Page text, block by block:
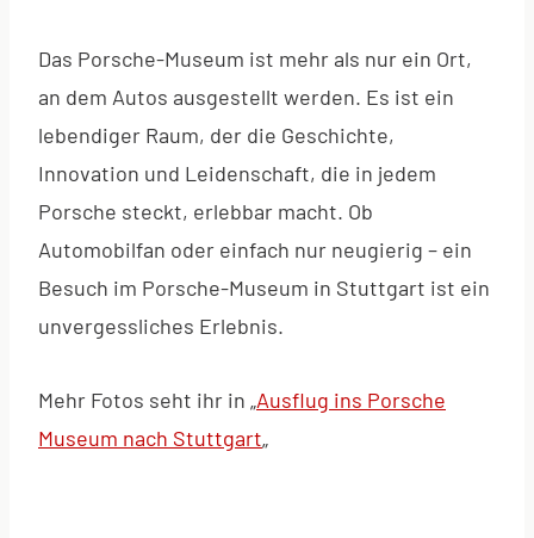
Das Porsche-Museum ist mehr als nur ein Ort,
an dem Autos ausgestellt werden. Es ist ein
lebendiger Raum, der die Geschichte,
Innovation und Leidenschaft, die in jedem
Porsche steckt, erlebbar macht. Ob
Automobilfan oder einfach nur neugierig – ein
Besuch im Porsche-Museum in Stuttgart ist ein
unvergessliches Erlebnis.
Mehr Fotos seht ihr in „Ausflug ins Porsche
Museum nach Stuttgart„